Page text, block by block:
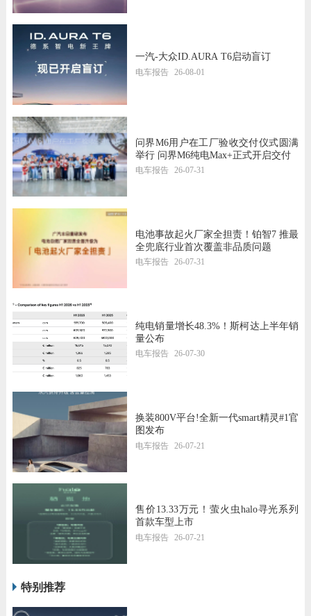
一汽-大众ID.AURA T6启动盲订
电车报告 26-08-01
问界M6用户在工厂验收交付仪式圆满
举行 问界M6纯电Max+正式开启交付
电车报告 26-07-31
电池事故起火厂家全担责！铂智7 推最
全兜底行业首次覆盖非品质问题
电车报告 26-07-31
纯电销量增长48.3%！斯柯达上半年销
量公布
电车报告 26-07-30
换装800V平台!全新一代smart精灵#1官
图发布
电车报告 26-07-21
售价13.33万元！萤火虫halo寻光系列
首款车型上市
电车报告 26-07-21
特别推荐